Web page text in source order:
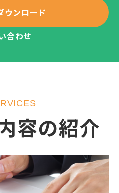
ウンロード
合わせ
容の紹介